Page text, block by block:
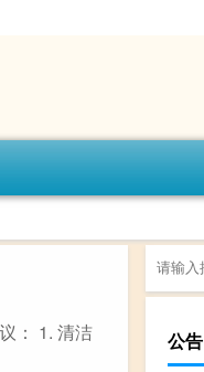
： 1. 清洁
公告